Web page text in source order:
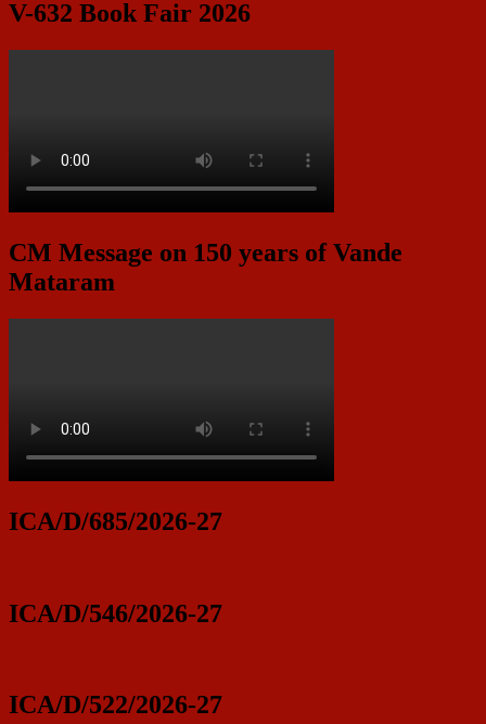
V-632 Book Fair 2026
CM Message on 150 years of Vande
Mataram
ICA/D/685/2026-27
ICA/D/546/2026-27
ICA/D/522/2026-27